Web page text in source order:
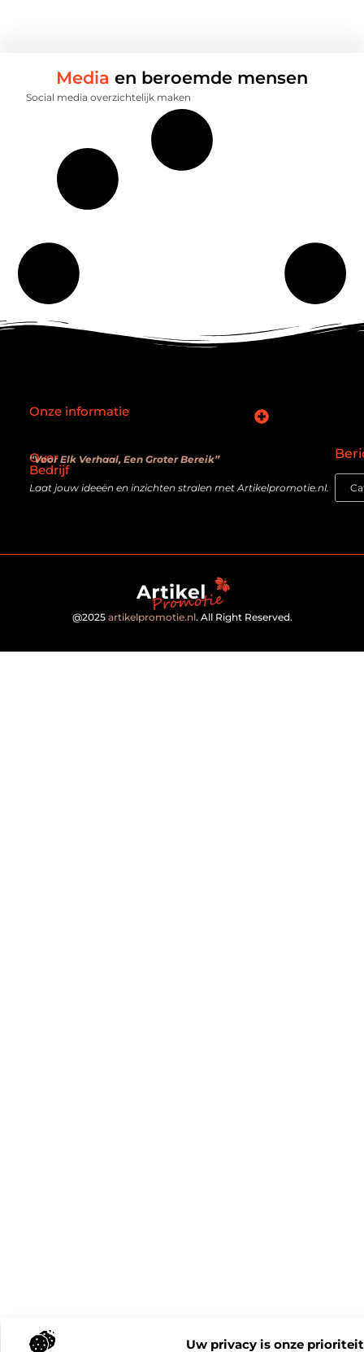
Uw privacy is onze prioriteit
Media en beroemde mensen
Social media overzichtelijk maken
Over
Bedrijf
“Voor Elk Verhaal, Een Groter Bereik”
Laat jouw ideeën en inzichten stralen met Artikelpromotie.nl.
Onze informatie
@2025 artikelpromotie.nl. All Right Reserved.